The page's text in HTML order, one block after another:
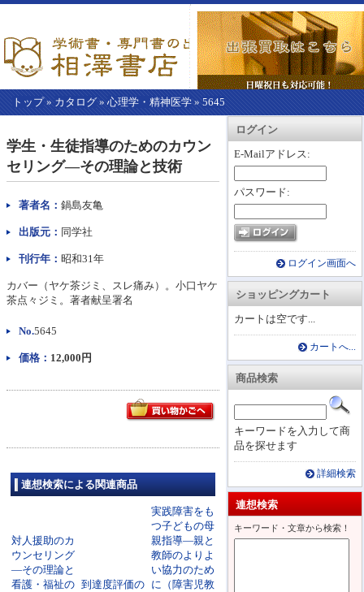
トップ» カタログ » 心理学・精神医学 » 5645
カートを見る
ログイン
E-Mailアドレス:
パスワード:
ログイン画面へ
ショッピングカート
カートは空です...
カートへ...
商品検索
キーワードを入力して商
品を探せます
詳細検索
連想検索
キーワード・文章から検索！
こ
か
ら
本
文】
学生・生徒指導のためのカウン
セリング―その理論と技術
著者名： 鍋島友亀
出版元： 同学社
刊行年： 昭和31年
カバー（ヤケ茶ジミ、スレ痛み）。小口ヤケ
茶点々ジミ。著者献呈署名
No.5645
価格： 12,000円
連想検索による関連商品
対人援助のカ
ウンセリング
―その理論と
看護・福祉の 到達度評価の
実践障害をも
つ子どもの母
親指導―親と
教師のよりよ
い協力のため
に（障害児教